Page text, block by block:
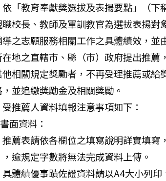
依「教育奉獻獎選拔及表揚要點」（
職校長、教師及軍訓教官為選拔表揚
導之志願服務相關工作之具體績效，並
在地之直轄市、縣（市）政府提出推薦
他相關規定獎勵者，不再受理推薦或
並追繳獎勵金及相關獎勵。
推薦人資料填報注意事項如下：
面資料：
推薦表請依各欄位之填寫說明詳實填
逾規定字數將無法完成資料上傳。
具體績優事蹟佐證資料請以A4大小列印